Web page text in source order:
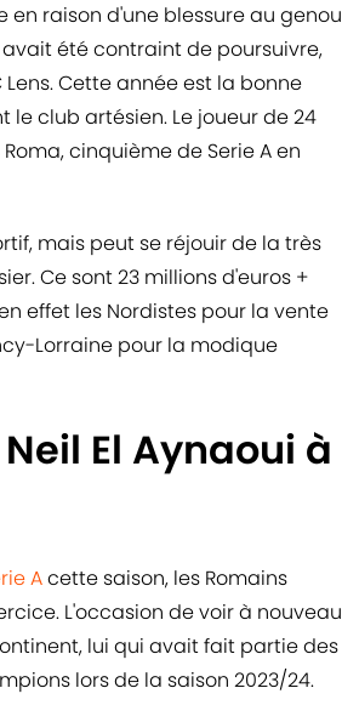
raison d'une blessure au genou
été contraint de poursuivre,
Cette année est la bonne
club artésien. Le joueur de 24
cinquième de Serie A en
mais peut se réjouir de la très
Ce sont 23 millions d'euros +
effet les Nordistes pour la vente
Lorraine pour la modique
El Aynaoui à
Acette saison, les Romains
L'occasion de voir à nouveau
lui qui avait fait partie des
lors de la saison 2023/24.